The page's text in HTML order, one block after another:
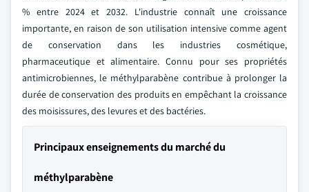
% entre 2024 et 2032. L'industrie connaît une croissance
importante, en raison de son utilisation intensive comme agent
de conservation dans les industries cosmétique,
pharmaceutique et alimentaire. Connu pour ses propriétés
antimicrobiennes, le méthylparabène contribue à prolonger la
durée de conservation des produits en empêchant la croissance
des moisissures, des levures et des bactéries.
Principaux enseignements du marché du
méthylparabène